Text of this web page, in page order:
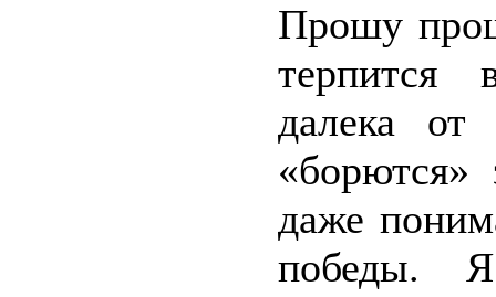
Прошу
терпится
далека от
даже
победы.